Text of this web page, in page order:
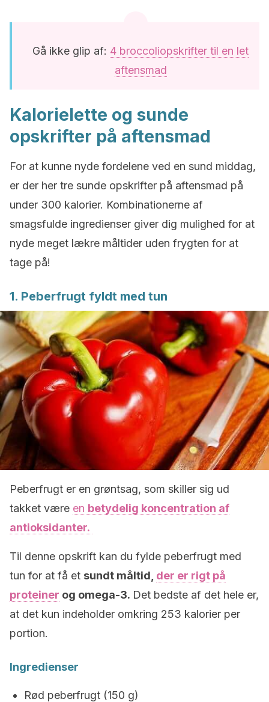
Gå ikke glip af: 4 broccoliopskrifter til en let
aftensmad
Kalorielette og sunde
opskrifter på aftensmad
For at kunne nyde fordelene ved en sund middag,
er der her tre sunde opskrifter på aftensmad på
under 300 kalorier. Kombinationerne af
smagsfulde ingredienser giver dig mulighed for at
nyde meget lækre måltider uden frygten for at
tage på!
1. Peberfrugt fyldt med tun
Peberfrugt er en grøntsag, som skiller sig ud
takket være en betydelig koncentration af
antioksidanter.
Til denne opskrift kan du fylde peberfrugt med
tun for at få et sundt måltid, der er rigt på
proteiner og omega-3. Det bedste af det hele er,
at det kun indeholder omkring 253 kalorier per
portion.
Ingredienser
Rød peberfrugt (150 g)